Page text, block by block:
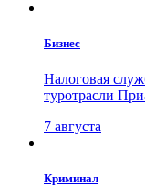
Бизнес
Налоговая
туротрасли
7 августа
Криминал